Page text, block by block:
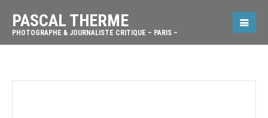
PASCAL THERME
PHOTOGRAPHE & JOURNALISTE CRITIQUE – PARIS –